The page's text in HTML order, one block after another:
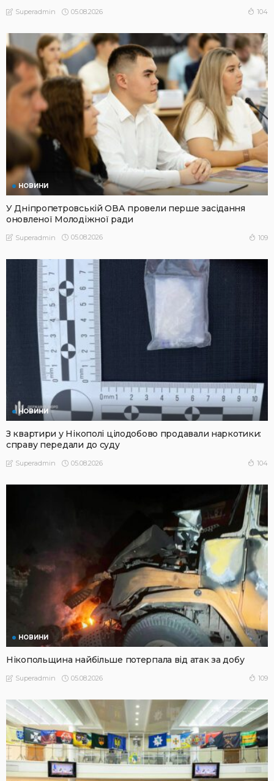
Superadmin 05.08.2026 104
НОВИНИ
У Дніпропетровській ОВА провели перше засідання
оновленої Молодіжної ради
Superadmin 05.08.2026 109
НОВИНИ
З квартири у Нікополі цілодобово продавали наркотики:
справу передали до суду
Superadmin 05.08.2026 104
НОВИНИ
Нікопольщина найбільше потерпала від атак за добу
Superadmin 05.08.2026 109